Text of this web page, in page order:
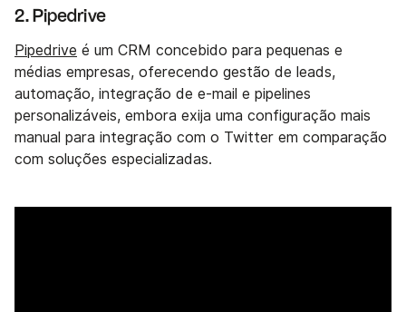
2. Pipedrive
Pipedrive é um CRM concebido para pequenas e
médias empresas, oferecendo gestão de leads,
automação, integração de e-mail e pipelines
personalizáveis, embora exija uma configuração mais
manual para integração com o Twitter em comparação
com soluções especializadas.